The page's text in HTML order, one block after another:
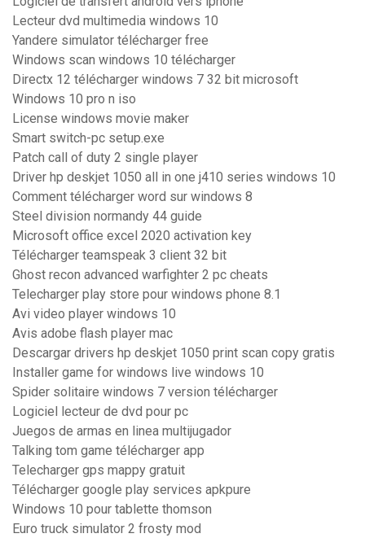
Lecteur dvd multimedia windows 10
Yandere simulator télécharger free
Windows scan windows 10 télécharger
Directx 12 télécharger windows 7 32 bit microsoft
Windows 10 pro n iso
License windows movie maker
Smart switch-pc setup.exe
Patch call of duty 2 single player
Driver hp deskjet 1050 all in one j410 series windows 10
Comment télécharger word sur windows 8
Steel division normandy 44 guide
Microsoft office excel 2020 activation key
Télécharger teamspeak 3 client 32 bit
Ghost recon advanced warfighter 2 pc cheats
Telecharger play store pour windows phone 8.1
Avi video player windows 10
Avis adobe flash player mac
Descargar drivers hp deskjet 1050 print scan copy gratis
Installer game for windows live windows 10
Spider solitaire windows 7 version télécharger
Logiciel lecteur de dvd pour pc
Juegos de armas en linea multijugador
Talking tom game télécharger app
Telecharger gps mappy gratuit
Télécharger google play services apkpure
Windows 10 pour tablette thomson
Euro truck simulator 2 frosty mod